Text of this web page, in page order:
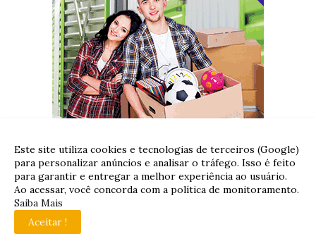
Este site utiliza cookies e tecnologias de terceiros (Google)
para personalizar anúncios e analisar o tráfego. Isso é feito
para garantir e entregar a melhor experiência ao usuário.
Ao acessar, você concorda com a política de monitoramento.
Saiba Mais
Aceitar !